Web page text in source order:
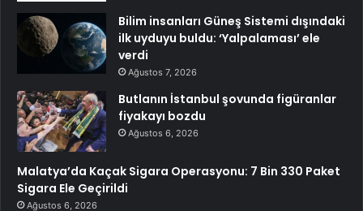
Bilim insanları Güneş Sistemi dışındaki
ilk uyduyu buldu: ‘Yalpalaması’ ele
verdi
Ağustos 7, 2026
Butlanın İstanbul şovunda figüranlar
fiyakayı bozdu
Ağustos 6, 2026
Malatya’da Kaçak Sigara Operasyonu: 7 Bin 330 Paket
Sigara Ele Geçirildi
Ağustos 6, 2026